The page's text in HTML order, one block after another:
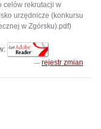
celów rekrutacji w
urzędnicze (konkursu
w Zgórsku).pdf)
rejestr zmian